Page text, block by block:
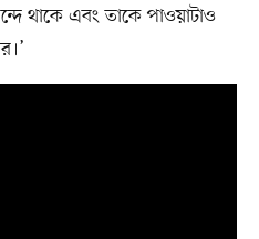
থাকে এবং তাকে পাওয়াটাও